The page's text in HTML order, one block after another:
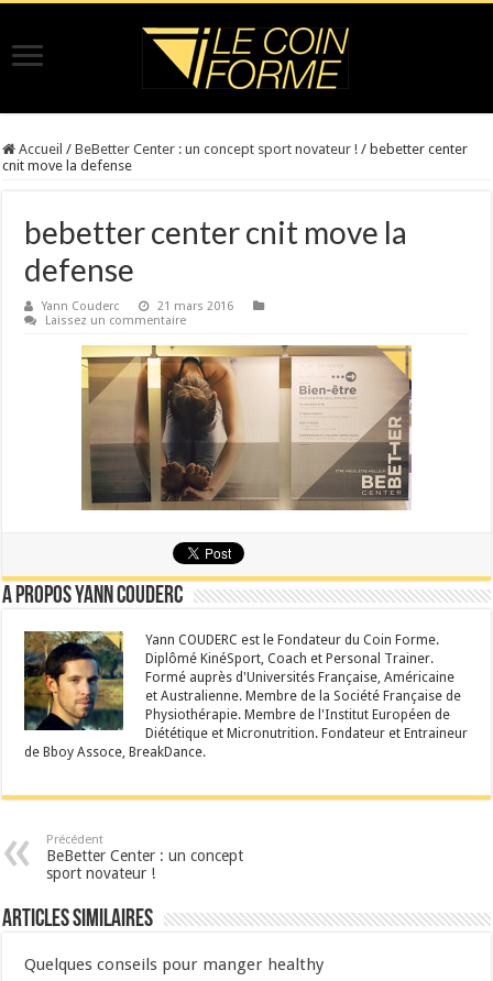
Accueil / BeBetter Center : un concept sport novateur ! / bebetter center
cnit move la defense
bebetter center cnit move la
defense
Yann Couderc
21 mars 2016
Laissez un commentaire
A propos Yann Couderc
Yann COUDERC est le Fondateur du Coin Forme.
Diplômé KinéSport, Coach et Personal Trainer.
Formé auprès d'Universités Française, Américaine
et Australienne. Membre de la Société Française de
Physiothérapie. Membre de l'Institut Européen de
Diététique et Micronutrition. Fondateur et Entraineur
de Bboy Assoce, BreakDance.
Précédent
BeBetter Center : un concept
sport novateur !
Articles similaires
Quelques conseils pour manger healthy